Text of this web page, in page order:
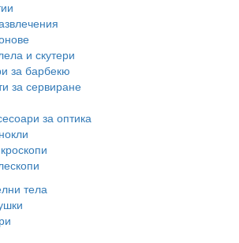
и скутери
за барбекю
за сервиране
за оптика
тела